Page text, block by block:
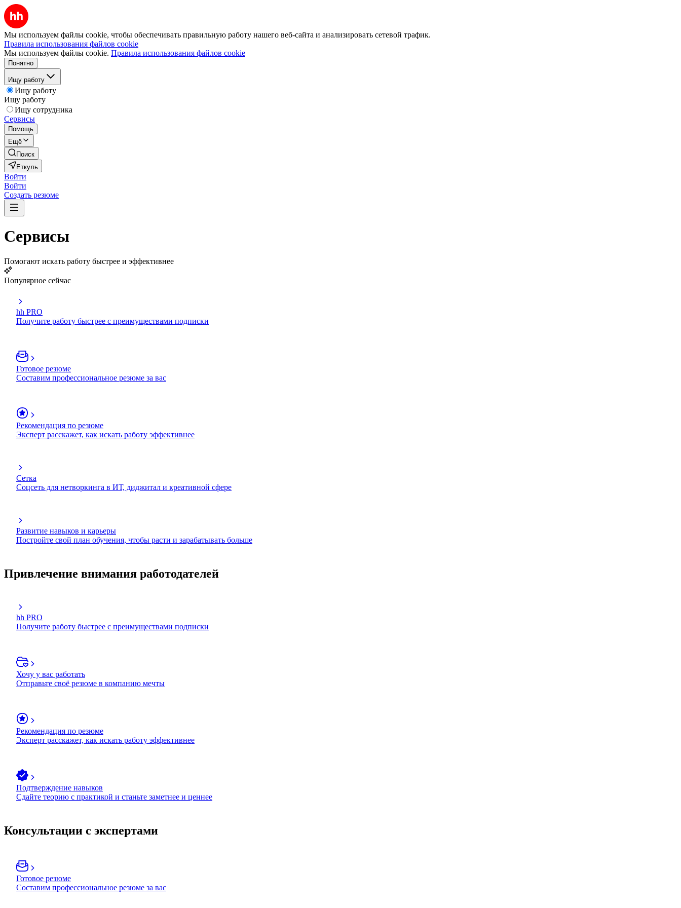
Мы используем файлы cookie, чтобы обеспечивать правильную работу нашего веб-сайта и анализировать сетевой трафик.
Правила использования файлов cookie
Мы используем файлы cookie. Правила использования файлов cookie
Понятно
Ищу работу
Ищу работу
Ищу работу
Ищу сотрудника
Сервисы
Помощь
Ещё
Поиск
Еткуль
Войти
Войти
Создать резюме
Сервисы
Помогают искать работу быстрее и эффективнее
Популярное сейчас
hh PRO
Получите работу быстрее с преимуществами подписки
Готовое резюме
Составим профессиональное резюме за вас
Рекомендация по резюме
Эксперт расскажет, как искать работу эффективнее
Сетка
Соцсеть для нетворкинга в ИТ, диджитал и креативной сфере
Развитие навыков и карьеры
Постройте свой план обучения, чтобы расти и зарабатывать больше
Привлечение внимания работодателей
hh PRO
Получите работу быстрее с преимуществами подписки
Хочу у вас работать
Отправьте своё резюме в компанию мечты
Рекомендация по резюме
Эксперт расскажет, как искать работу эффективнее
Подтверждение навыков
Сдайте теорию с практикой и станьте заметнее и ценнее
Консультации с экспертами
Готовое резюме
Составим профессиональное резюме за вас